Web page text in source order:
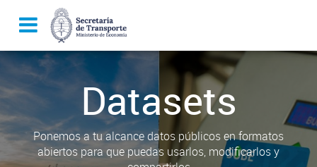
Datasets
Ponemos a tu alcance datos públicos en formatos
abiertos para que puedas usarlos, modificarlos y